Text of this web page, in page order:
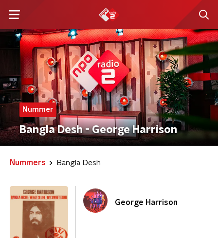
Nummer
Bangla Desh - George Harrison
Nummers Bangla Desh
George Harrison